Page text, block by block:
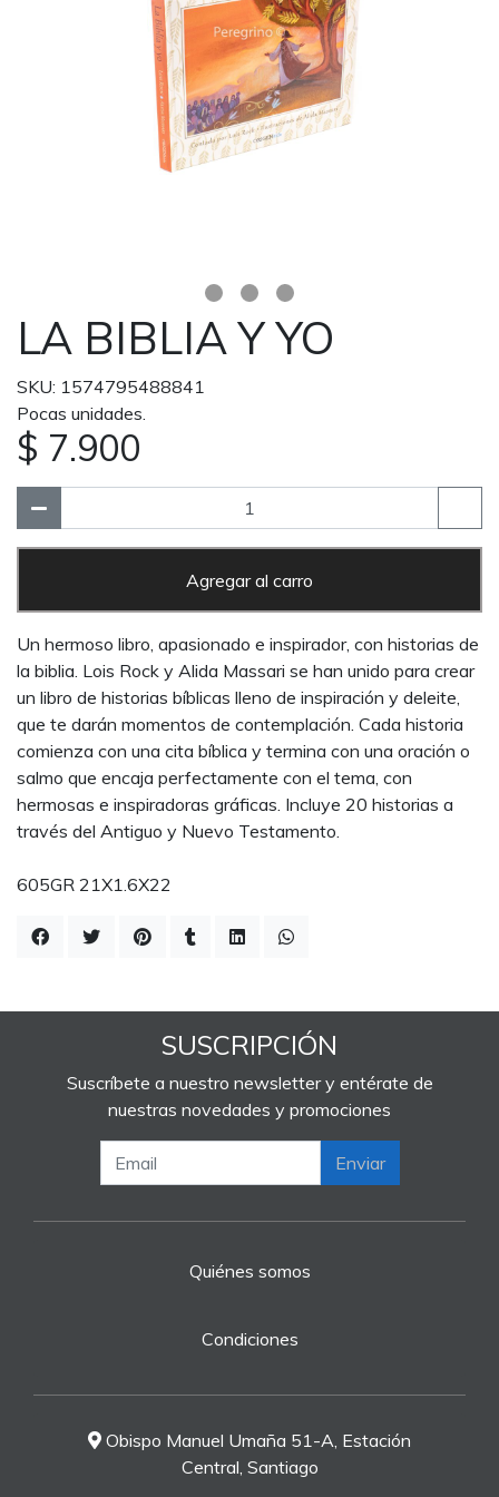
LA BIBLIA Y YO
SKU: 1574795488841
Pocas unidades.
$ 7.900
Agregar al carro
Un hermoso libro, apasionado e inspirador, con historias de
la biblia. Lois Rock y Alida Massari se han unido para crear
un libro de historias bíblicas lleno de inspiración y deleite,
que te darán momentos de contemplación. Cada historia
comienza con una cita bíblica y termina con una oración o
salmo que encaja perfectamente con el tema, con
hermosas e inspiradoras gráficas. Incluye 20 historias a
través del Antiguo y Nuevo Testamento.
605GR 21X1.6X22
SUSCRIPCIÓN
Suscríbete a nuestro newsletter y entérate de
nuestras novedades y promociones
Enviar
Quiénes somos
Condiciones
Obispo Manuel Umaña 51-A, Estación
Central, Santiago